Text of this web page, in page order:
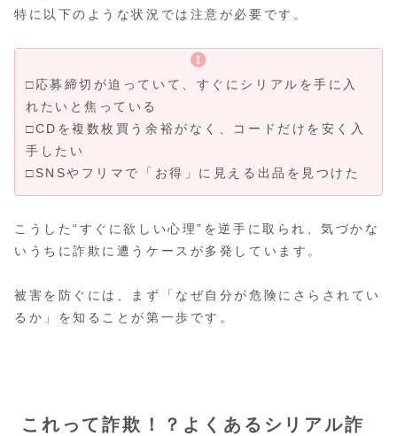
特に以下のような状況では注意が必要です。
□応募締切が迫っていて、すぐにシリアルを手に入
れたいと焦っている
□CDを複数枚買う余裕がなく、コードだけを安く入
手したい
□SNSやフリマで「お得」に見える出品を見つけた
こうした“すぐに欲しい心理”を逆手に取られ、気づかな
いうちに詐欺に遭うケースが多発しています。
被害を防ぐには、まず「なぜ自分が危険にさらされてい
るか」を知ることが第一歩です。
これって詐欺！？よくあるシリアル詐